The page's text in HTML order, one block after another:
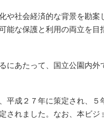
や社会経済的な背景を勘
能な保護と利用の両立を
にあたって、国立公園内
平成２７年に策定され、
されました。なお、本ビ